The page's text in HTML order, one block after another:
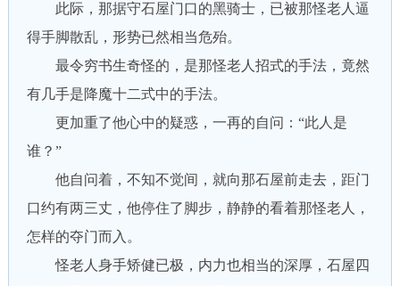
此际，那据守石屋门口的黑骑士，已被那怪老人逼
得手脚散乱，形势已然相当危殆。
最令穷书生奇怪的，是那怪老人招式的手法，竟然
有几手是降魔十二式中的手法。
更加重了他心中的疑惑，一再的自问：“此人是
谁？”
他自问着，不知不觉间，就向那石屋前走去，距门
口约有两三丈，他停住了脚步，静静的看着那怪老人，
怎样的夺门而入。
怪老人身手矫健已极，内力也相当的深厚，石屋四